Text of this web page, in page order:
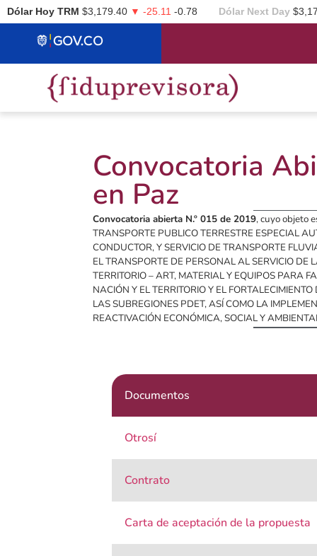
Dólar Hoy TRM $3,179.40 ▼ -25.11 -0.78 Dólar Next Day
Convocatoria
en Paz
Convocatoria abierta N.º 015 de 2019, cuyo objeto
TRANSPORTE PUBLICO TERRESTRE ESPECIAL
CONDUCTOR, Y SERVICIO DE TRANSPORTE
EL TRANSPORTE DE PERSONAL AL SERVICIO DE
TERRITORIO – ART, MATERIAL Y EQUIPOS PARA
NACIÓN Y EL TERRITORIO Y EL
LAS SUBREGIONES PDET, ASÍ COMO LA
REACTIVACIÓN ECONÓMICA, SOCIAL Y
Documentos
Otrosí
Contrato
Carta de aceptación de la propuesta